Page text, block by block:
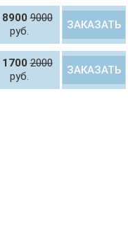
89009000
руб.
ЗАКАЗАТЬ
17002000
руб.
ЗАКАЗАТЬ